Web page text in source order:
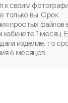
к своим
только вы. Срок
простых файлов
кабинете 1 месяц.
изделие, то
6 месяцев.